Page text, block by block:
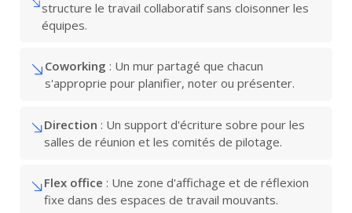
structure le travail collaboratif sans cloisonner les
équipes.
Coworking : Un mur partagé que chacun
s'approprie pour planifier, noter ou présenter.
Direction : Un support d'écriture sobre pour les
salles de réunion et les comités de pilotage.
Flex office : Une zone d'affichage et de réflexion
fixe dans des espaces de travail mouvants.